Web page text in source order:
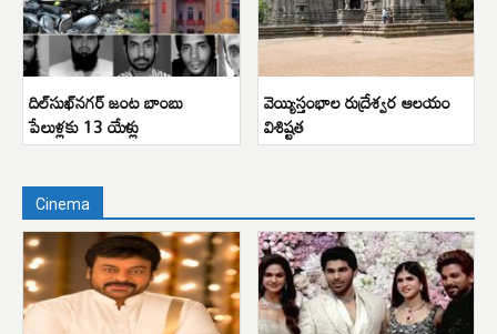
దిల్‌సుఖ్‌నగర్ జంట బాంబు
పేలుళ్లకు 13 యేళ్లు
వెయ్యిస్తంభాల రుద్రేశ్వర ఆలయం
విశిష్టత
Cinema